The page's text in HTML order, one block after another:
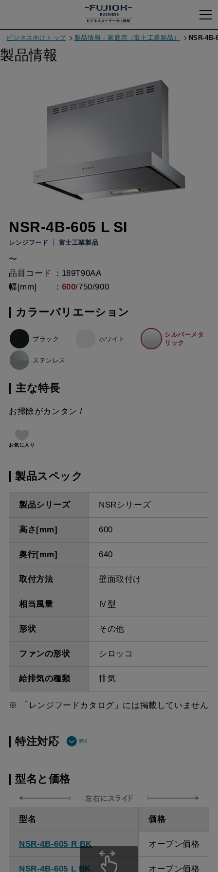
ビジネス向けトップ 製品情報 - 家庭用（富士工業製品） NSR-
製品情報
NSR-4B-605 L SI
レンジフード 富士工業製品
〜
品目コード
189T90AA
幅[mm]
600/750/900
カラーバリエーション
ブラック ホワイト
シルバーメタ
リック
ステンレス
主な特長
お掃除がカンタン
お気に入り
製品スペック
製品シリーズ NSRシリーズ
高さ[mm] 600
奥行[mm] 640
取付方法 壁面取付け
相当風量 Ⅳ型
形状 その他
ファンの形状 シロッコ
給排気の種類 排気
※ 「レンジフードカタログ」には掲載していません
特注対応
方
ダクト方向上
方
最大寸法 920ｍｍ
備考
点検口を設けての最小寸
法は弊社にお問い合わせ
型名と価格
型名 価格
NSR-4B-605 R BK オープン価格
NSR-4B-605 L BK オープン価格